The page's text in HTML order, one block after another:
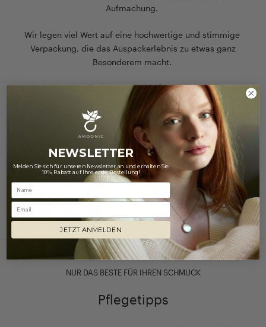
Aufmachung.
Wir legen viel Wert auf eine hochwertige und stimmige
Verpackung, die das Auspackerlebnis zu etwas ganz
Besonderem macht.
Zu unserer Verpackung
NUR DAS BESTE FÜR IHREN SCHMUCK
Pflegetipps
NEWSLETTER
Melden Sie sich für unseren Newsletter an und erhalten Sie
10% Rabatt auf Ihre erste Bestellung!
Email
JETZT ANMELDEN